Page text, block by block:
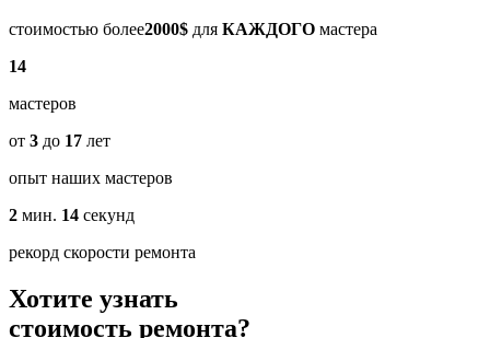
стоимостью более2000$ для КАЖДОГО мастера
14
мастеров
от 3 до 17 лет
опыт наших мастеров
2 мин. 14 секунд
рекорд скорости ремонта
Хотите узнать
стоимость ремонта?